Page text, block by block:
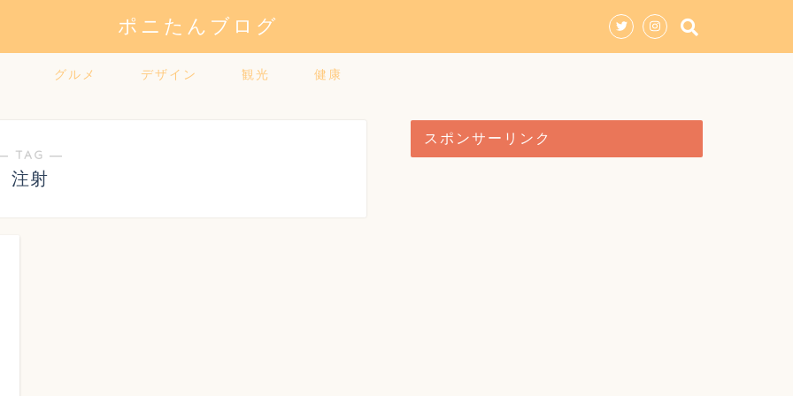
ポニたんブログ
グルメ デザイン 観光 健康
TAG ―
注射
スポンサーリンク